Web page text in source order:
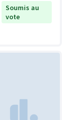
Soumis au
vote